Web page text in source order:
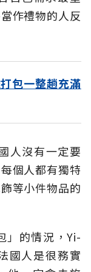
作禮物的人反
包一整趟充滿
人沒有一定要
個人都有獨特
等小件物品的
」的情況，Yi-
國人是很務實